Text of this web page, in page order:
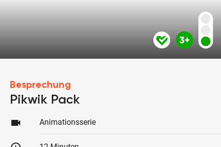
Besprechung
Pikwik Pack
videocam Animationsserie